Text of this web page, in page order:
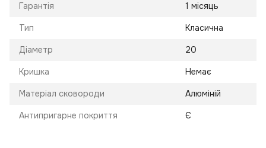
Гарантія 1 місяць
Тип Класична
Діаметр 20
Кришка Немає
Матеріал сковороди Алюміній
Антипригарне покриття Є